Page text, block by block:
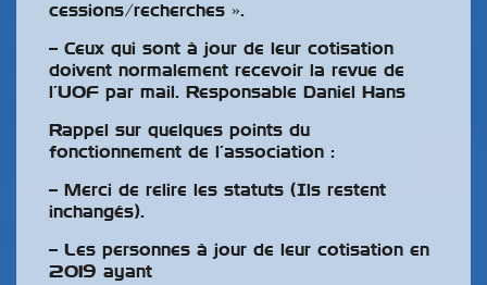
cessions/recherches ».
– Ceux qui sont à jour de leur cotisation
doivent normalement recevoir la revue de
l’UOF par mail. Responsable Daniel Hans
Rappel sur quelques points du
fonctionnement de l’association :
– Merci de relire les statuts (Ils restent
inchangés).
– Les personnes à jour de leur cotisation en
2019 ayant